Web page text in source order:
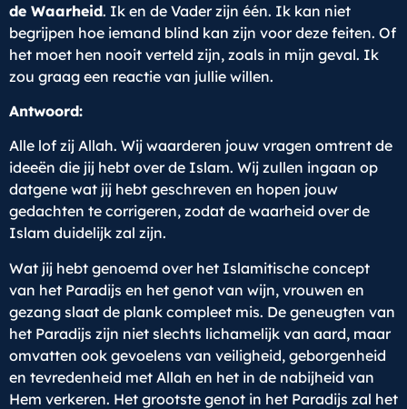
de Waarheid. Ik en de Vader zijn één. Ik kan niet
begrijpen hoe iemand blind kan zijn voor deze feiten. Of
het moet hen nooit verteld zijn, zoals in mijn geval. Ik
zou graag een reactie van jullie willen.
Antwoord:
Alle lof zij Allah. Wij waarderen jouw vragen omtrent de
ideeën die jij hebt over de Islam. Wij zullen ingaan op
datgene wat jij hebt geschreven en hopen jouw
gedachten te corrigeren, zodat de waarheid over de
Islam duidelijk zal zijn.
Wat jij hebt genoemd over het Islamitische concept
van het Paradijs en het genot van wijn, vrouwen en
gezang slaat de plank compleet mis. De geneugten van
het Paradijs zijn niet slechts lichamelijk van aard, maar
omvatten ook gevoelens van veiligheid, geborgenheid
en tevredenheid met Allah en het in de nabijheid van
Hem verkeren. Het grootste genot in het Paradijs zal het